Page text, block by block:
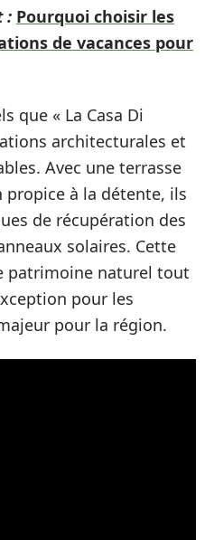
: Pourquoi choisir les
de vacances pour
que « La Casa Di
architecturales et
Avec une terrasse
à la détente, ils
de récupération des
solaires. Cette
patrimoine naturel tout
pour les
pour la région.